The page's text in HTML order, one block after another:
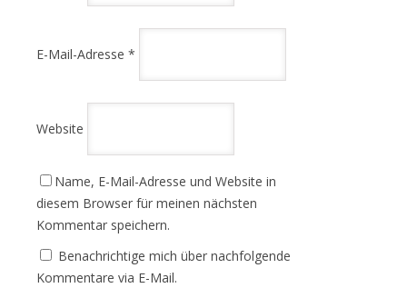
E-Mail-Adresse *
Website
Name, E-Mail-Adresse und Website in
diesem Browser für meinen nächsten
Kommentar speichern.
Benachrichtige mich über nachfolgende
Kommentare via E-Mail.